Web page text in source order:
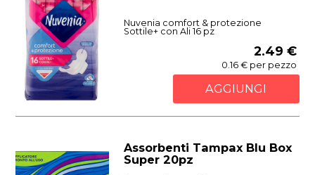
Nuvenia comfort & protezione
Sottile+ con Ali 16 pz
2.49 €
0.16 € per pezzo
AGGIUNGI
Assorbenti Tampax Blu Box
Super 20pz